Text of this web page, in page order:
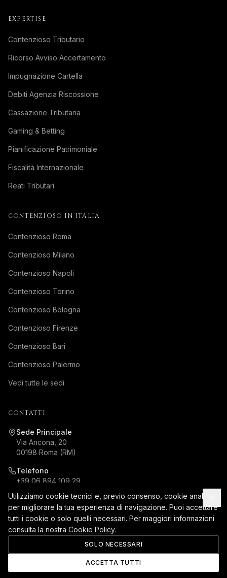
EXPERTISE
Contenzioso Tributario
Ricorso Avviso Accertamento
Impugnazione Cartella
Debiti Agenzia Riscossione
Cassazione Tributaria
Gaming & Betting
Pianificazione Patrimoniale
Fiscalità Internazionale
Reati Tributari
CONTENZIOSO IN ITALIA
Contenzioso Roma
Contenzioso Milano
Contenzioso Napoli
Contenzioso Torino
Contenzioso Bologna
Contenzioso Firenze
Contenzioso Bari
Contenzioso Palermo
Vedi tutte le sedi
CONTATTI
Sede Principale
Via Ancona, 20
00198 Roma (RM)
Telefono
+39 06 894 109 29
Email
segreteria@marzoassociati.it
©2026Marzo Associati. P.IVA 06397770964
Privacy PolicyCookie Policy
Utilizziamo cookie tecnici e, previo consenso, cookie analitici
per migliorare la tua esperienza di navigazione. Puoi accettare
tutti i cookie o solo quelli necessari. Per maggiori informazioni
consulta la nostra Cookie Policy.
SOLO NECESSARI
ACCETTA TUTTI